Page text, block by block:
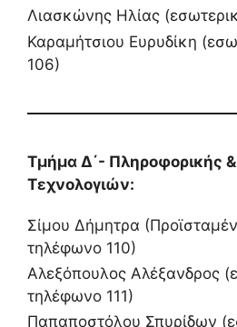
Λιασκώνης Ηλίας
Καραμήτσιου Ευρυδίκη
106)
Τμήμα Δ΄- Πληροφορικής
Τεχνολογιών:
Σίμου Δήμητρα
τηλέφωνο 110)
Αλεξόπουλος Αλέξανδρος
τηλέφωνο 111)
Παπαποστόλου Σπυρίδων